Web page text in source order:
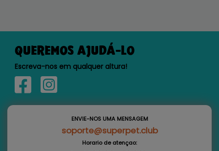
QUEREMOS AJUDÁ-LO
Escreva-nos em qualquer altura!
ENVIE-NOS UMA MENSAGEM
soporte@superpet.club
Horario de atençao: